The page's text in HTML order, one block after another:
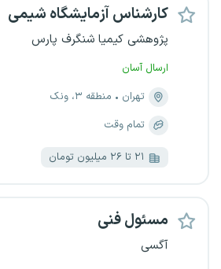
کارشناس آزمایشگاه شیمی
پژوهشی کیمیا شنگرف پارس
ارسال آسان
تهران
منطقه ۳، ونک
تمام وقت
۲۱ تا ۲۶ میلیون تومان
مسئول فنی
آگسی